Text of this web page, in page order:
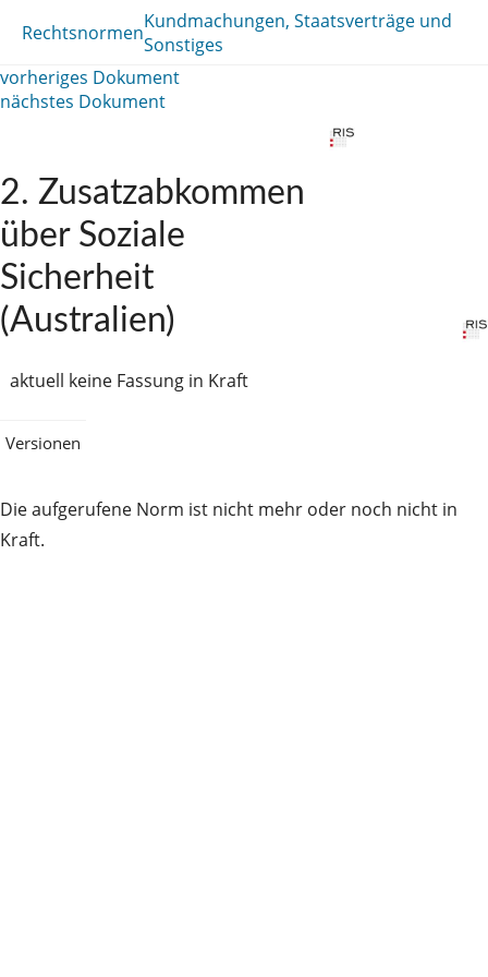
RechtsnormenKundmachungen, Staatsverträge und
Sonstiges
vorheriges Dokument
nächstes Dokument
2. Zusatzabkommen
über Soziale
Sicherheit
(Australien)
aktuell keine Fassung in Kraft
Versionen
Die aufgerufene Norm ist nicht mehr oder noch nicht in
Kraft.